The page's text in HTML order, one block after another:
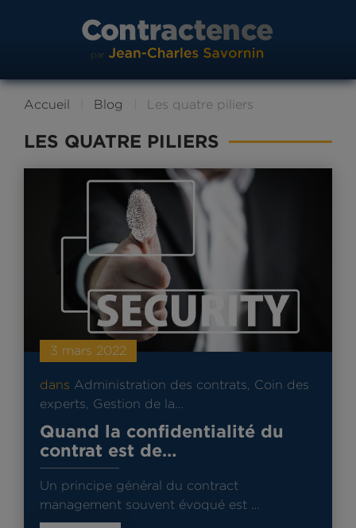
Accueil Blog Les quatre piliers
LES QUATRE PILIERS
3 mars 2022
dans Administration des contrats, Coin des
experts, Gestion de la…
Quand la confidentialité du
contrat est de…
Un principe général du contract
management souvent évoqué est …